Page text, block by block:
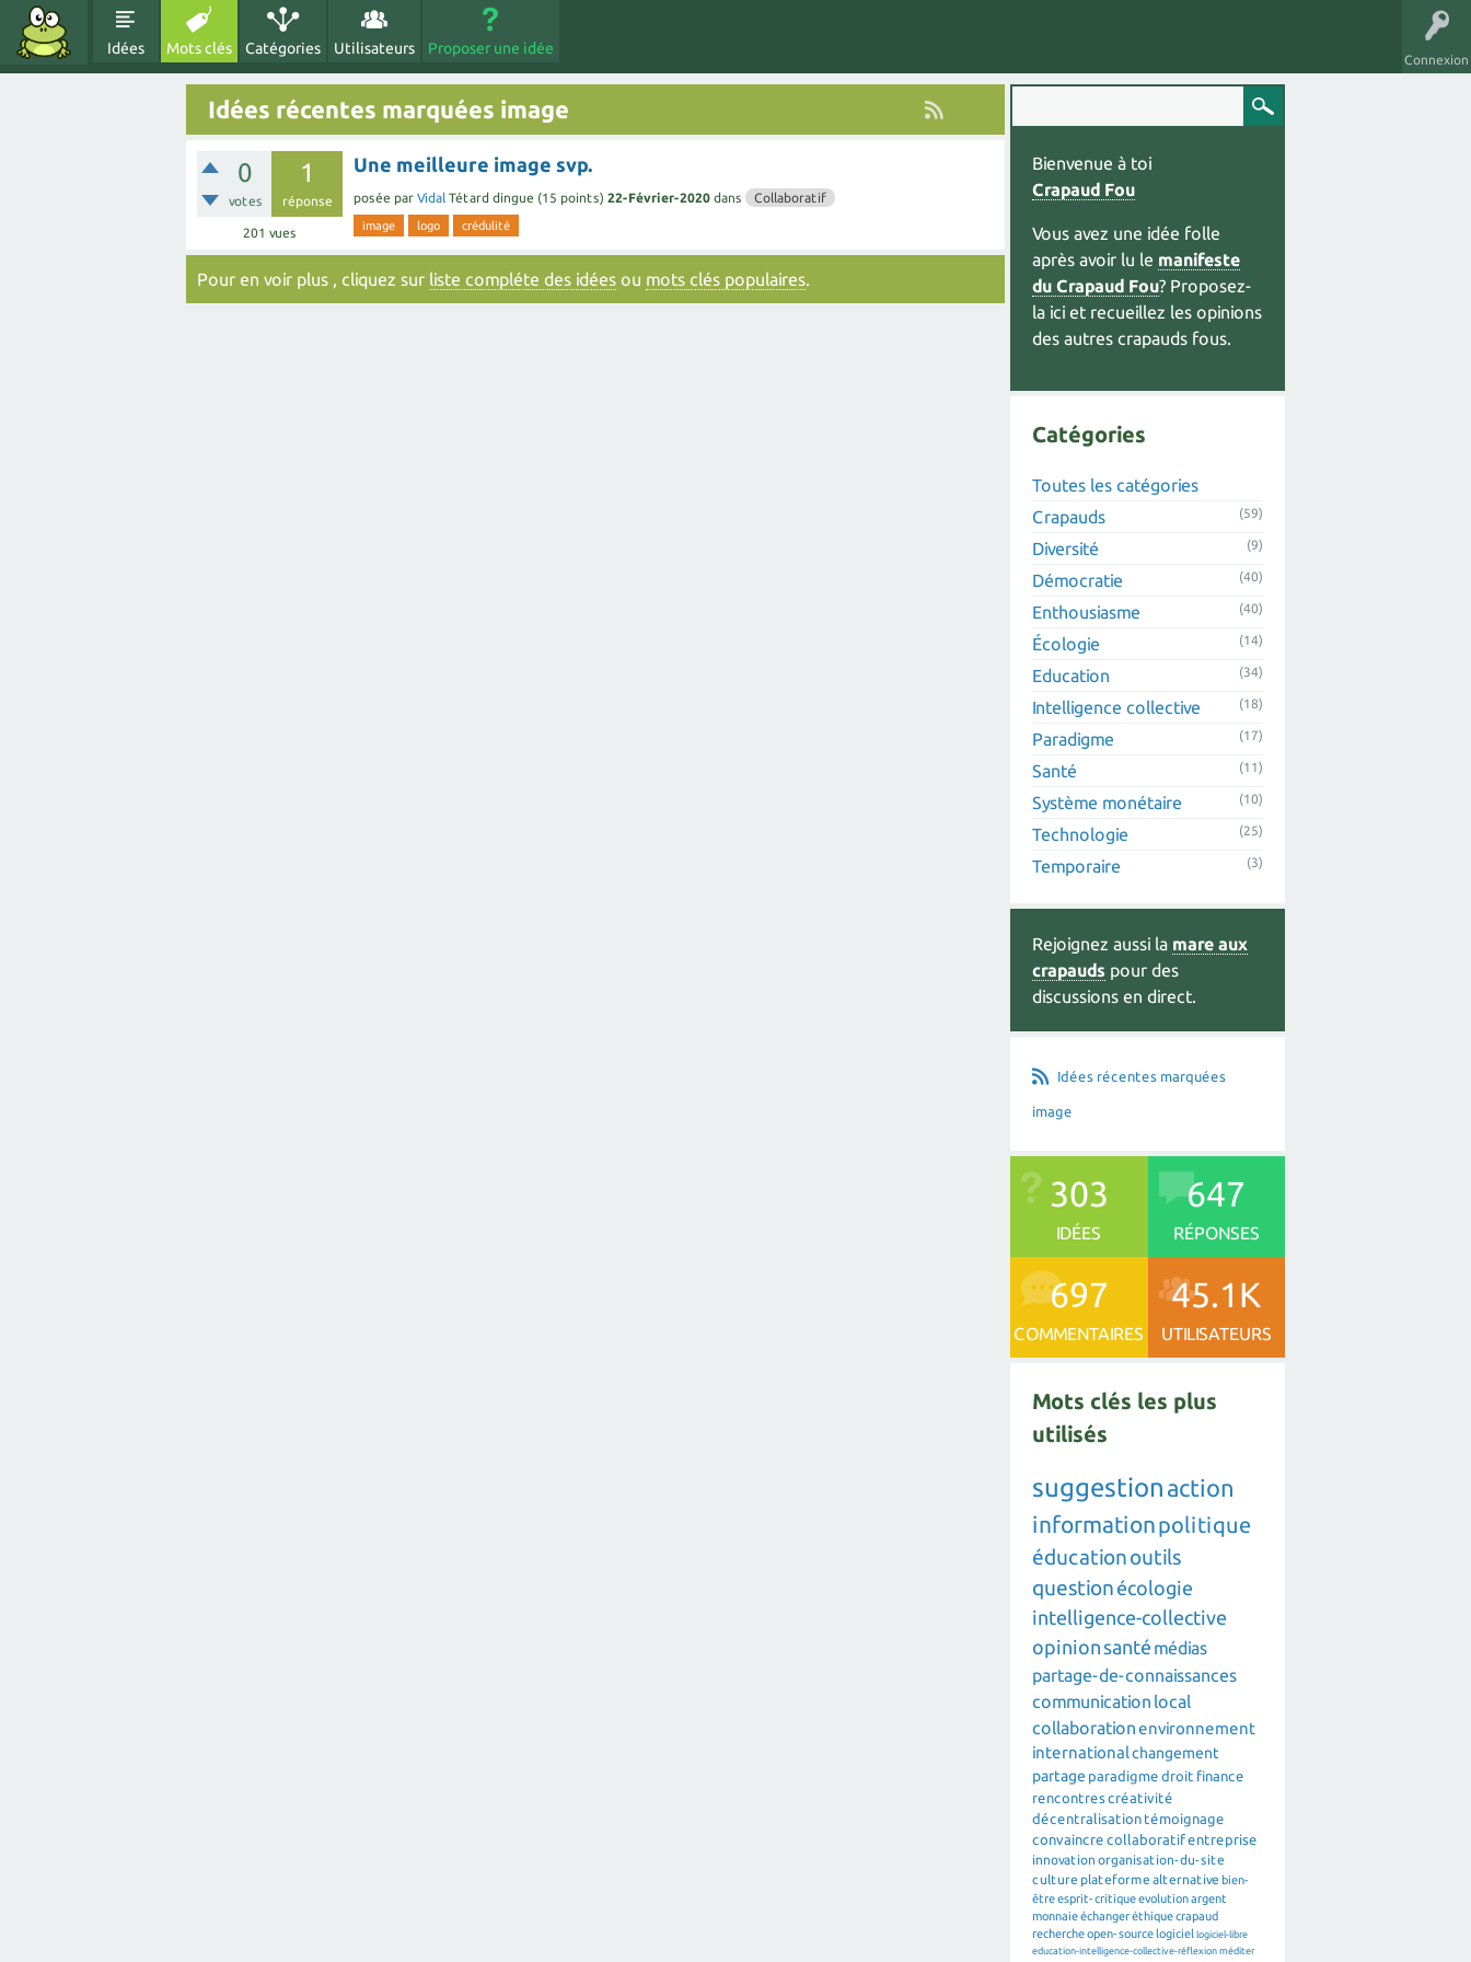
Connexion
Idées Mots clés Catégories Utilisateurs Proposer une idée
Idées récentes marquées image
0
votes
1
réponse
201 vues
Une meilleure image svp.
posée par Vidal Tétard dingue (15 points) 22-Février-2020 dans Collaboratif
image logo crédulité
Pour en voir plus , cliquez sur liste compléte des idées ou mots clés populaires.
Bienvenue à toi
Crapaud Fou
Vous avez une idée folle
après avoir lu le manifeste
du Crapaud Fou? Proposez-
la ici et recueillez les opinions
des autres crapauds fous.
Catégories
Toutes les catégories
Crapauds
(59)
Diversité (9)
Démocratie (40)
Enthousiasme (40)
Écologie (14)
Education (34)
Intelligence collective (18)
Paradigme (17)
Santé (11)
Système monétaire (10)
Technologie (25)
Temporaire (3)
Rejoignez aussi la mare aux
crapauds pour des
discussions en direct.
Idées récentes marquées
image
303
IDÉES
647
RÉPONSES
697
COMMENTAIRES
45.1K
UTILISATEURS
Mots clés les plus
utilisés
suggestion action
informationpolitique
éducationoutils
question écologie
intelligence-collective
opinion santé médias
partage-de-connaissances
communication local
collaborationenvironnement
internationalchangement
partage paradigme droit finance
rencontrescréativité
décentralisation témoignage
convaincre collaboratifentreprise
innovation organisation-du-site
culture plateforme alternative bien-
êtreesprit-critiqueevolutionargent
monnaieéchangeréthiquecrapaud
rechercheopen-source logiciel logiciel-libre
education-intelligence-collective-réflexion méditer